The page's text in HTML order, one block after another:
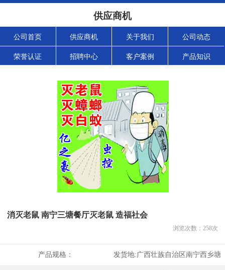
供应商机
公司首页 供应商机 关于我们 公司动态
荣誉认证 招聘中心 客户案例 产品知识
消灭老鼠 南宁三塘餐厅灭老鼠 造福社会
浏览次数： 258次
产品规格： 发货地:广西壮族自治区南宁西乡塘